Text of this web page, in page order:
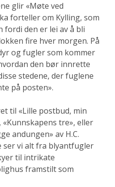
glir «Møte ved
forteller om Kylling, som
den er lei av å bli
fire hver morgen. På
og fugler som kommer
den bør innrette
stedene, der fuglene
på posten».
til «Lille postbud, min
tre», eller
andungen» av H.C.
ser vi alt fra blyantfugler
til intrikate
framstilt som